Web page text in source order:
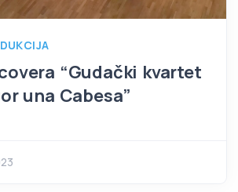
“Gudački kvartet
una Cabesa”